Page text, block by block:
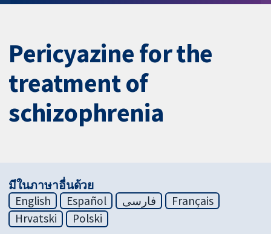
Pericyazine for the
treatment of
schizophrenia
มีในภาษาอื่นด้วย
English
Español فارسی
Français
Hrvatski
Polski